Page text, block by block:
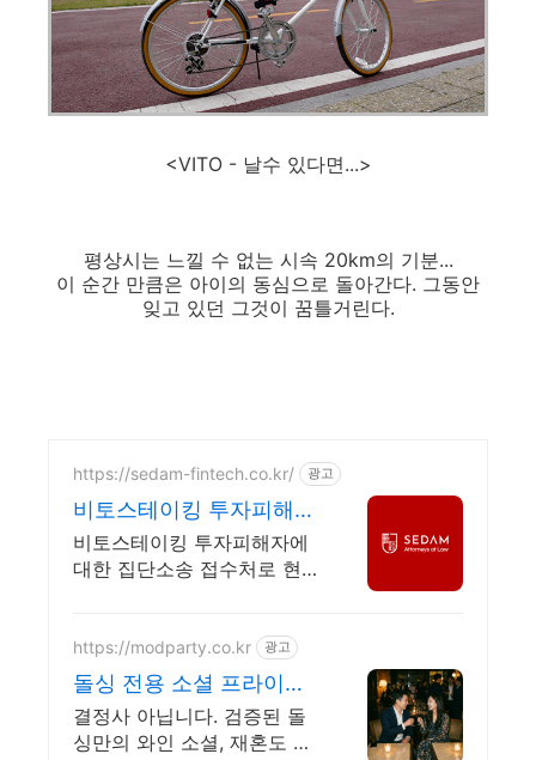
<VITO - 날수 있다면...>
평상시는 느낄 수 없는 시속 20km의 기분...
이 순간 만큼은 아이의 동심으로 돌아간다. 그동안
잊고 있던 그것이 꿈틀거린다.
https://sedam-fintech.co.kr/ 광고
비토스테이킹 투자피해자
모집
비토스테이킹 투자피해자에
대한 집단소송 접수처로 현
https://modparty.co.kr 광고
돌싱 전용 소셜 프라이빗
파티 통대관으로 프라이
빗한 파티
결정사 아닙니다. 검증된 돌
싱만의 와인 소셜, 재혼도 연